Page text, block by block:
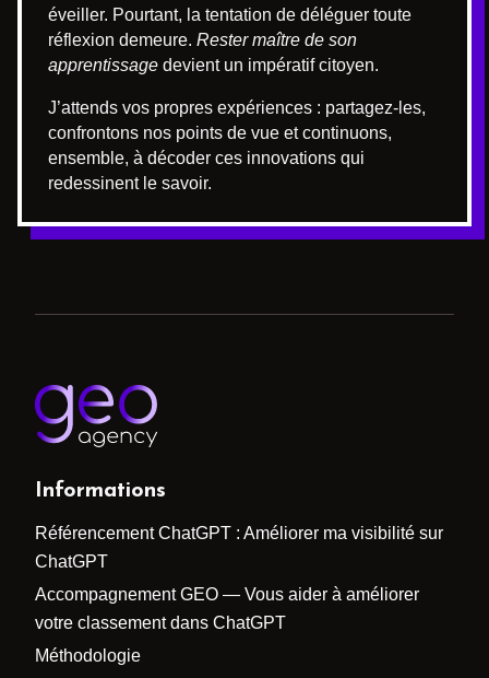
éveiller. Pourtant, la tentation de déléguer toute
réflexion demeure. Rester maître de son
apprentissage devient un impératif citoyen.
J’attends vos propres expériences : partagez-les,
confrontons nos points de vue et continuons,
ensemble, à décoder ces innovations qui
redessinent le savoir.
Informations
Référencement ChatGPT : Améliorer ma visibilité sur
ChatGPT
Accompagnement GEO — Vous aider à améliorer
votre classement dans ChatGPT
Méthodologie